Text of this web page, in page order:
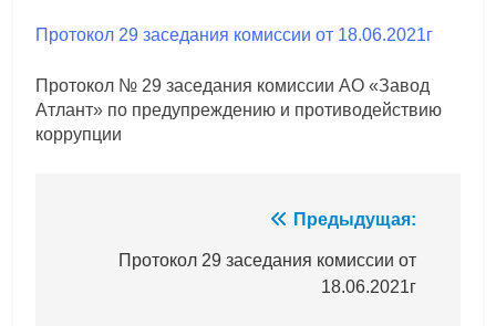
Протокол 29 заседания комиссии от 18.06.2021г
Протокол № 29 заседания комиссии АО «Завод
Атлант» по предупреждению и противодействию
коррупции
Предыдущая:
Протокол 29 заседания комиссии от
18.06.2021г